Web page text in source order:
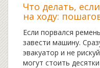
Что делать,
на ходу:
Если порвался
завести машину.
эвакуатор и не
могут стоить